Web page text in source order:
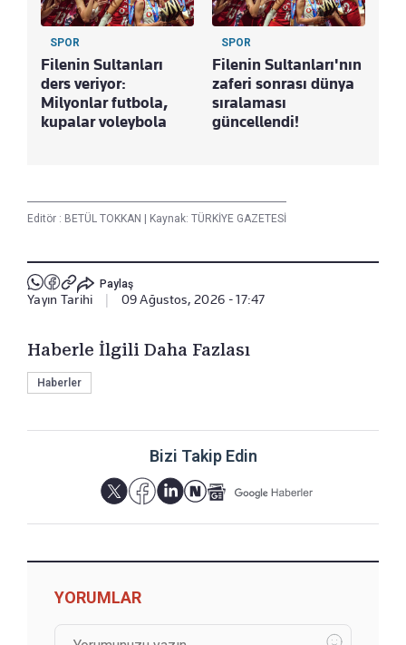
SPOR
Filenin Sultanları
ders veriyor:
Milyonlar futbola,
kupalar voleybola
SPOR
Filenin Sultanları'nın
zaferi sonrası dünya
sıralaması
güncellendi!
Editör : BETÜL TOKKAN Kaynak: TÜRKİYE GAZETESİ
Paylaş
Yayın Tarihi 09 Ağustos, 2026 - 17:47
Haberle İlgili Daha Fazlası
Haberler
Bizi Takip Edin
YORUMLAR